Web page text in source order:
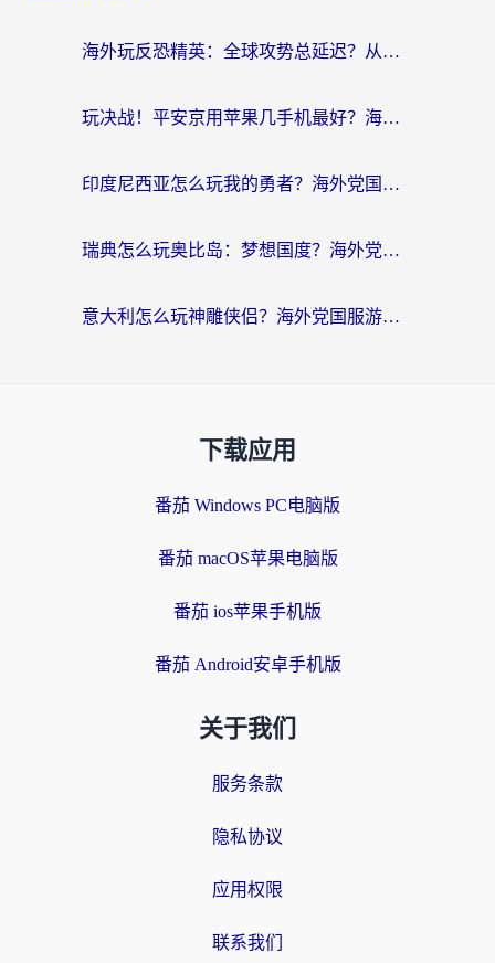
海外玩反恐精英：全球攻势总延迟？从瑞典玩神武4到外国玩黎明觉醒，选对加速器才是关键！
玩决战！平安京用苹果几手机最好？海外党必看的设备+加速器双攻略
印度尼西亚怎么玩我的勇者？海外党国服游戏加速避坑指南（附实况五行师解决方案）
瑞典怎么玩奥比岛：梦想国度？海外党亲测有效的国服游戏加速全攻略
意大利怎么玩神雕侠侣？海外党国服游戏加速终极指南（附欧洲玩王者王国保卫战4不卡技巧）
下载应用
番茄 Windows PC电脑版
番茄 macOS苹果电脑版
番茄 ios苹果手机版
番茄 Android安卓手机版
关于我们
服务条款
隐私协议
应用权限
联系我们